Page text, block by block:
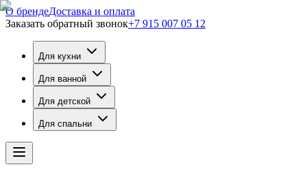
О брендеДоставка и оплата
Заказать обратный звонок+7 915 007 05 12
Для кухни
Для ванной
Для детской
Для спальни